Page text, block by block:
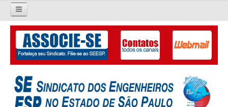
Pesquisar...
O SINDICATO
APRESENTAÇÃO
PALAVRA DO PRESIDENTE